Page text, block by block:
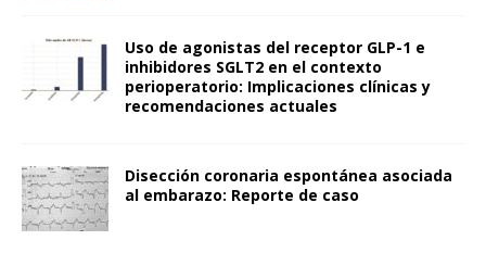
Uso de agonistas del receptor GLP-1 e
inhibidores SGLT2 en el contexto
perioperatorio: Implicaciones clínicas y
recomendaciones actuales
Disección coronaria espontánea asociada
al embarazo: Reporte de caso